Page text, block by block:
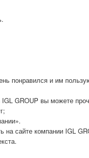
понравился и им
GROUP вы можете
на сайте компании IGL